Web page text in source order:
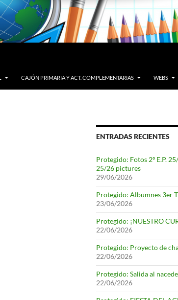
CAJÓN PRIMARIA Y ACT. COMPLEMENTARIAS WEBS
ENTRADAS RECIENTES
Protegido: Fotos 2º E.P.
25/26 pictures
29/06/2026
Protegido: Albumnes 3er
23/06/2026
Protegido: ¡NUESTRO
22/06/2026
Protegido: Proyecto de
22/06/2026
Protegido: Salida al
22/06/2026